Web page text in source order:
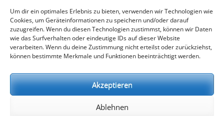
Um dir ein optimales Erlebnis zu bieten, verwenden wir Technologien wie
Cookies, um Geräteinformationen zu speichern und/oder darauf
zuzugreifen. Wenn du diesen Technologien zustimmst, können wir Daten
wie das Surfverhalten oder eindeutige IDs auf dieser Website
verarbeiten. Wenn du deine Zustimmung nicht erteilst oder zurückziehst,
können bestimmte Merkmale und Funktionen beeinträchtigt werden.
Akzeptieren
Ablehnen
Millionen Wörter von Gazprom, Exxon, BP,
Sinopec, Norsk und anderen.weiterlesen…
– Energie für die Zukunft –
Nachhaltigkeit, Kreislaufwirtschaft,
Erneuerbare Energien, Klimawandel und Energiewende.